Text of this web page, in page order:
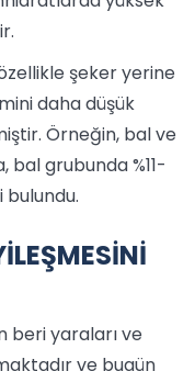
şeker yerine
daha düşük
Örneğin, bal ve
bal grubunda %11-
bulundu.
beri yaraları ve
ve bugün